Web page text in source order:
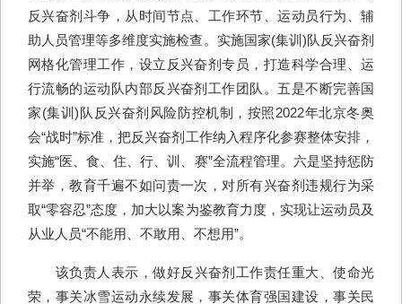
反兴奋剂斗争，从时间节点、工作环节、运动员行为、辅
助人员管理等多维度实施检查。实施国家(集训)队反兴奋剂
网格化管理工作，设立反兴奋剂专员，打造科学合理、运
行流畅的运动队内部反兴奋剂工作团队。五是不断完善国
家(集训)队反兴奋剂风险防控机制，按照2022年北京冬奥
会“战时”标准，把反兴奋剂工作纳入程序化参赛整体安排，
实施“医、食、住、行、训、赛”全流程管理。六是坚持惩防
并举，教育千遍不如问责一次，对所有兴奋剂违规行为采
取“零容忍”态度，加大以案为鉴教育力度，实现让运动员及
从业人员“不能用、不敢用、不想用”。
该负责人表示，做好反兴奋剂工作责任重大、使命光
荣，事关冰雪运动永续发展，事关体育强国建设，事关民